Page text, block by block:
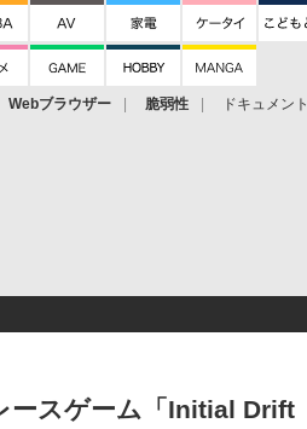
Webブラウザー 脆弱性 ドキュメント
ースゲーム「Initial Drift